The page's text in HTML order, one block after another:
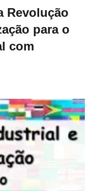
Revolução
para o
com